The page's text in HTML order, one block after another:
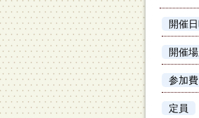
開催
開催
参加費
定員